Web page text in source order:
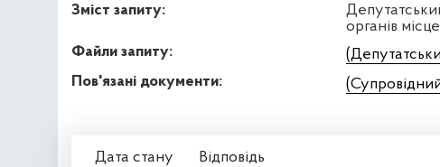
Зміст запиту:
органів
Файли запиту:
Пов'язані документи:
Дата стану Відповідь